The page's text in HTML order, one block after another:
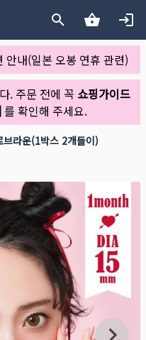
내(일본 오봉 연휴 관련)
. 주문 전에 꼭 쇼핑가이드
를 확인해 주세요.
라운(1박스 2개들이)